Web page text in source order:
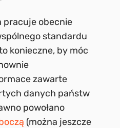
pracuje obecnie
standardu
konieczne, by móc
zawarte
danych państw
powołano
(można jeszcze